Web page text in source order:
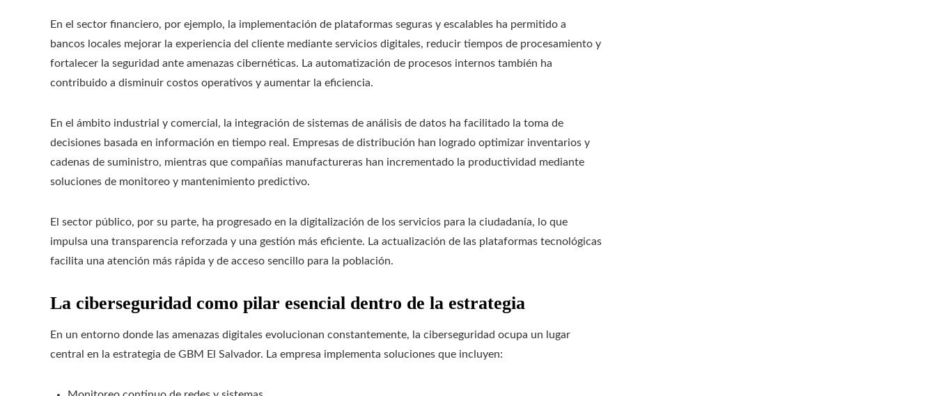
En el sector financiero, por ejemplo, la implementación de plataformas seguras y escalables ha permitido a
bancos locales mejorar la experiencia del cliente mediante servicios digitales, reducir tiempos de procesamiento y
fortalecer la seguridad ante amenazas cibernéticas. La automatización de procesos internos también ha
contribuido a disminuir costos operativos y aumentar la eficiencia.
En el ámbito industrial y comercial, la integración de sistemas de análisis de datos ha facilitado la toma de
decisiones basada en información en tiempo real. Empresas de distribución han logrado optimizar inventarios y
cadenas de suministro, mientras que compañías manufactureras han incrementado la productividad mediante
soluciones de monitoreo y mantenimiento predictivo.
El sector público, por su parte, ha progresado en la digitalización de los servicios para la ciudadanía, lo que
impulsa una transparencia reforzada y una gestión más eficiente. La actualización de las plataformas tecnológicas
facilita una atención más rápida y de acceso sencillo para la población.
La ciberseguridad como pilar esencial dentro de la estrategia
En un entorno donde las amenazas digitales evolucionan constantemente, la ciberseguridad ocupa un lugar
central en la estrategia de GBM El Salvador. La empresa implementa soluciones que incluyen: